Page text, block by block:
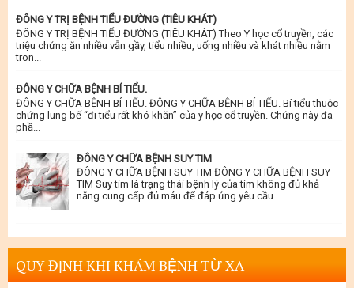
ĐÔNG Y TRỊ BỆNH TIỂU ĐƯỜNG (TIÊU KHÁT)
ĐÔNG Y TRỊ BỆNH TIỂU ĐƯỜNG (TIÊU KHÁT) Theo Y học cổ truyền, các
triệu chứng ăn nhiều vẫn gầy, tiểu nhiều, uống nhiều và khát nhiều nằm
tron...
ĐÔNG Y CHỮA BỆNH BÍ TIỂU.
ĐÔNG Y CHỮA BỆNH BÍ TIỂU. ĐÔNG Y CHỮA BỆNH BÍ TIỂU. Bí tiểu thuộc
chứng lung bế “đi tiểu rất khó khăn” của y học cổ truyền. Chứng này đa
phầ...
ĐÔNG Y CHỮA BỆNH SUY TIM
ĐÔNG Y CHỮA BỆNH SUY TIM ĐÔNG Y CHỮA BỆNH SUY
TIM Suy tim là trạng thái bệnh lý của tim không đủ khả
năng cung cấp đủ máu để đáp ứng yêu cầu...
QUY ĐỊNH KHI KHÁM BỆNH TỪ XA